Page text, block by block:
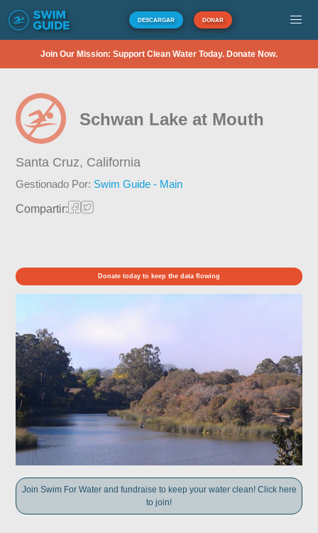
DESCARGAR DONAR
Join Our Mission: Support Clean Water Today. Donate Now.
Schwan Lake at Mouth
Santa Cruz, California
Gestionado Por: Swim Guide - Main
Compartir:
Donate today to keep the data flowing
Join Swim For Water and fundraise to keep your water clean! Click here
to join!